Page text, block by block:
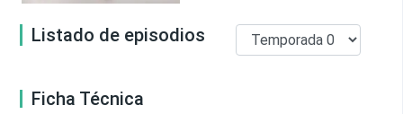
Listado de episodios
Ficha Técnica